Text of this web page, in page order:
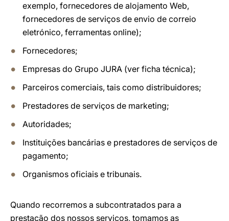
exemplo, fornecedores de alojamento Web,
fornecedores de serviços de envio de correio
eletrónico, ferramentas online);
Fornecedores;
Empresas do Grupo JURA (ver ficha técnica);
Parceiros comerciais, tais como distribuidores;
Prestadores de serviços de marketing;
Autoridades;
Instituições bancárias e prestadores de serviços de
pagamento;
Organismos oficiais e tribunais.
Quando recorremos a subcontratados para a
prestação dos nossos serviços, tomamos as